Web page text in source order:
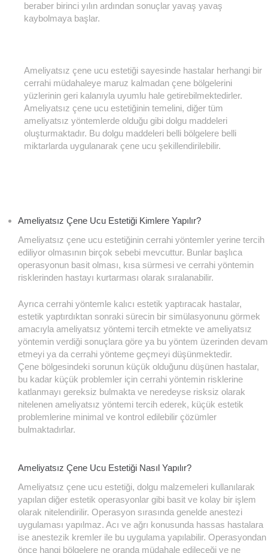
beraber birinci yılın ardından sonuçlar yavaş yavaş
kaybolmaya başlar.
Ameliyatsız çene ucu estetiği sayesinde hastalar herhangi bir
cerrahi müdahaleye maruz kalmadan çene bölgelerini
yüzlerinin geri kalanıyla uyumlu hale getirebilmektedirler.
Ameliyatsız çene ucu estetiğinin temelini, diğer tüm
ameliyatsız yöntemlerde olduğu gibi dolgu maddeleri
oluşturmaktadır. Bu dolgu maddeleri belli bölgelere belli
miktarlarda uygulanarak çene ucu şekillendirilebilir.
Ameliyatsız Çene Ucu Estetiği Kimlere Yapılır?
Ameliyatsız çene ucu estetiğinin cerrahi yöntemler yerine tercih
ediliyor olmasının birçok sebebi mevcuttur. Bunlar başlıca
operasyonun basit olması, kısa sürmesi ve cerrahi yöntemin
risklerinden hastayı kurtarması olarak sıralanabilir.
Ayrıca cerrahi yöntemle kalıcı estetik yaptıracak hastalar,
estetik yaptırdıktan sonraki sürecin bir simülasyonunu görmek
amacıyla ameliyatsız yöntemi tercih etmekte ve ameliyatsız
yöntemin verdiği sonuçlara göre ya bu yöntem üzerinden devam
etmeyi ya da cerrahi yönteme geçmeyi düşünmektedir.
Çene bölgesindeki sorunun küçük olduğunu düşünen hastalar,
bu kadar küçük problemler için cerrahi yöntemin risklerine
katlanmayı gereksiz bulmakta ve neredeyse risksiz olarak
nitelenen ameliyatsız yöntemi tercih ederek, küçük estetik
problemlerine minimal ve kontrol edilebilir çözümler
bulmaktadırlar.
Ameliyatsız Çene Ucu Estetiği Nasıl Yapılır?
Ameliyatsız çene ucu estetiği, dolgu malzemeleri kullanılarak
yapılan diğer estetik operasyonlar gibi basit ve kolay bir işlem
olarak nitelendirilir. Operasyon sırasında genelde anestezi
uygulaması yapılmaz. Acı ve ağrı konusunda hassas hastalara
ise anestezik kremler ile bu uygulama yapılabilir. Operasyondan
önce hangi bölgelere ne oranda müdahale edileceği ve ne